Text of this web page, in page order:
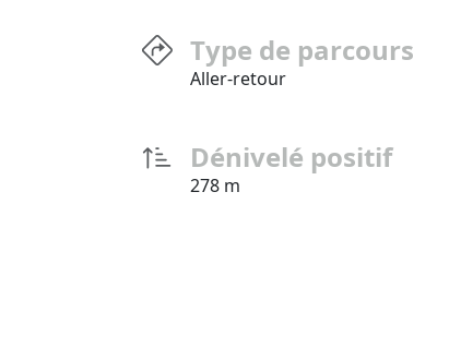
Type de parcours
Aller-retour
Dénivelé positif
278 m